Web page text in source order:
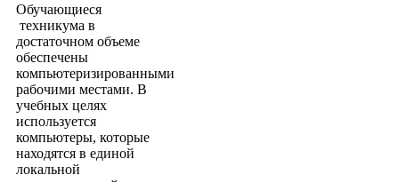
Обучающиеся
техникума в
достаточном объеме
обеспечены
компьютеризированными
рабочими местами. В
учебных целях
используется
компьютеры, которые
находятся в единой
локальной